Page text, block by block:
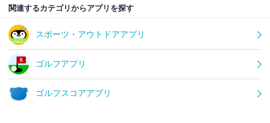
関連するカテゴリからアプリを探す
スポーツ・アウトドアアプリ
ゴルフアプリ
ゴルフスコアアプリ